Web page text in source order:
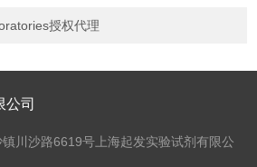
授权代理
公司
川沙路6619号上海起发实验试剂有限公